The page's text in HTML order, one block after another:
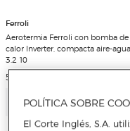
Ferroli
Aerotermia Ferroli con bomba de
calor Inverter, compacta aire-
3.2 10
Precio de venta
5.499 €
POLÍTICA SOBRE
El Corte Inglés, S.A.